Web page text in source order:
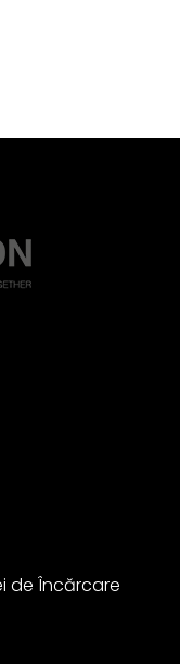
de Încărcare